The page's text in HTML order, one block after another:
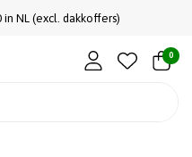
in NL (excl. dakkoffers)
0